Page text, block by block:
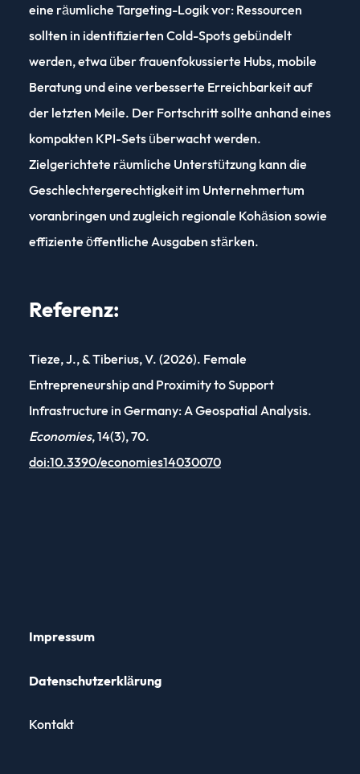
eine räumliche Targeting-Logik vor: Ressourcen
sollten in identifizierten Cold-Spots gebündelt
werden, etwa über frauenfokussierte Hubs, mobile
Beratung und eine verbesserte Erreichbarkeit auf
der letzten Meile. Der Fortschritt sollte anhand eines
kompakten KPI-Sets überwacht werden.
Zielgerichtete räumliche Unterstützung kann die
Geschlechtergerechtigkeit im Unternehmertum
voranbringen und zugleich regionale Kohäsion sowie
effiziente öffentliche Ausgaben stärken.
Referenz:
Tieze, J., & Tiberius, V. (2026). Female
Entrepreneurship and Proximity to Support
Infrastructure in Germany: A Geospatial Analysis.
Economies, 14(3), 70.
doi:10.3390/economies14030070
Impressum
Datenschutz­erklärung
Kontakt